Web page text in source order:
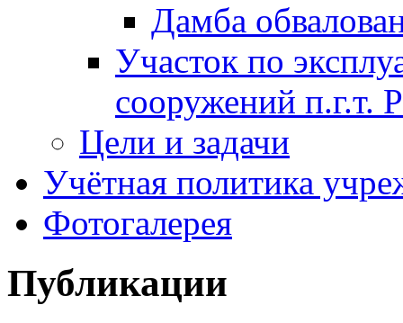
Дамба
Участок по
сооружений п.г.т.
Цели и задачи
Учётная политика
Фотогалерея
Публикации